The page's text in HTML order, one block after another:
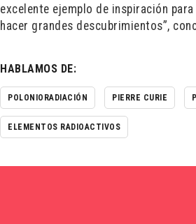
excelente ejemplo de inspiración
hacer grandes descubrimientos”,
HABLAMOS DE:
POLONIORADIACIÓN PIERRE CURIE
ELEMENTOS RADIOACTIVOS